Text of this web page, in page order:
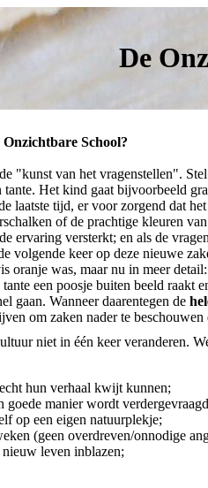
De
School?
"kunst van het vragenstellen".
tante. Het kind gaat bijvoorbeeld
laatste tijd, er voor zorgend dat
of de prachtige kleuren
ervaring versterkt; en als de
volgende keer op deze nieuwe
oranje was, maar nu in meer
een poosje buiten beeld raakt
gaan. Wanneer daarentegen de
om zaken nader te beschouwen
niet in één keer veranderen.
hun verhaal kwijt kunnen;
goede manier wordt
op een eigen natuurplekje;
(geen overdreven/onnodige
leven inblazen;